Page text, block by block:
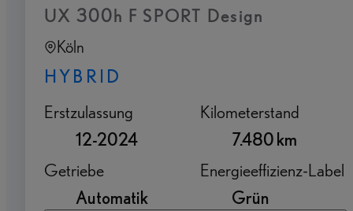
UX 300h F SPORT Design
Köln
HYBRID
Erstzulassung
12-2024
Kilometerstand
7.480 km
Getriebe
Automatik
Energieeffizienz-Label
Grün